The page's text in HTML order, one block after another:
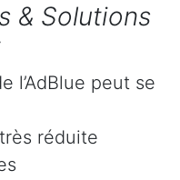
& Solutions
l’AdBlue peut se
réduite